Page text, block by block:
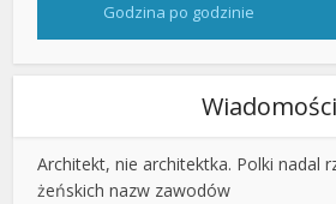
Godzina po godzinie
Wiadomości
Architekt, nie architektka. Polki nadal
żeńskich nazw zawodów